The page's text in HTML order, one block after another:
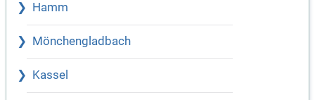
Hamm
Mönchengladbach
Kassel